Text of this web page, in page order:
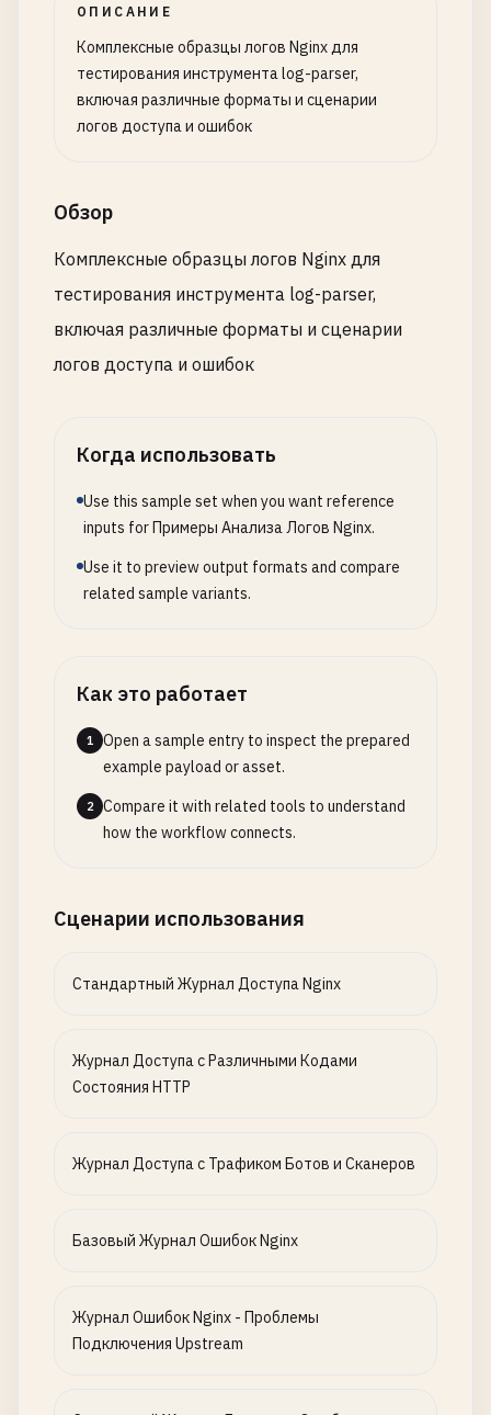
ОПИСАНИЕ
Комплексные образцы логов Nginx для
тестирования инструмента log-parser,
включая различные форматы и сценарии
логов доступа и ошибок
Обзор
Комплексные образцы логов Nginx для
тестирования инструмента log-parser,
включая различные форматы и сценарии
логов доступа и ошибок
Когда использовать
Use this sample set when you want reference
inputs for Примеры Анализа Логов Nginx.
Use it to preview output formats and compare
related sample variants.
Как это работает
1
Open a sample entry to inspect the prepared
example payload or asset.
2
Compare it with related tools to understand
how the workflow connects.
Сценарии использования
Стандартный Журнал Доступа Nginx
Журнал Доступа с Различными Кодами
Состояния HTTP
Журнал Доступа с Трафиком Ботов и Сканеров
Базовый Журнал Ошибок Nginx
Журнал Ошибок Nginx - Проблемы
Подключения Upstream